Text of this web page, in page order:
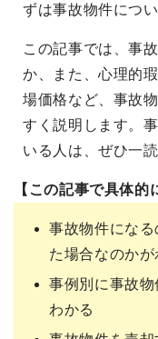
ずは事故物件につ
この記事では、事
か、また、心理的
場価格など、事故
すく説明します。
いる人は、ぜひ一
【この記事で具体的
事故物件にな
た場合なのかが
事例別に事故
わかる